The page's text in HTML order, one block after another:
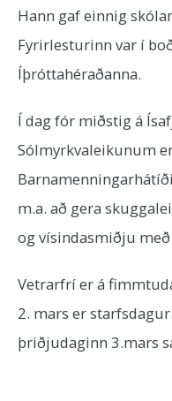
Hann gaf einnig
Fyrirlesturinn var í
Íþróttahéraðanna.
Í dag fór miðstig á
Sólmyrkvaleikunum
m.a. að gera
og vísindasmiðju
Vetrarfrí er á
2. mars er
þriðjudaginn 3.mars